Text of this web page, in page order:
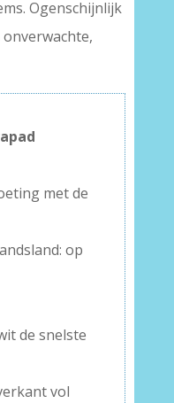
Ogenschijnlijk
met de
op
de snelste
vol